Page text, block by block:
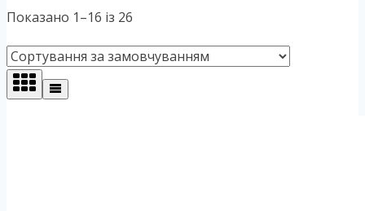
Показано 1–16 із 26